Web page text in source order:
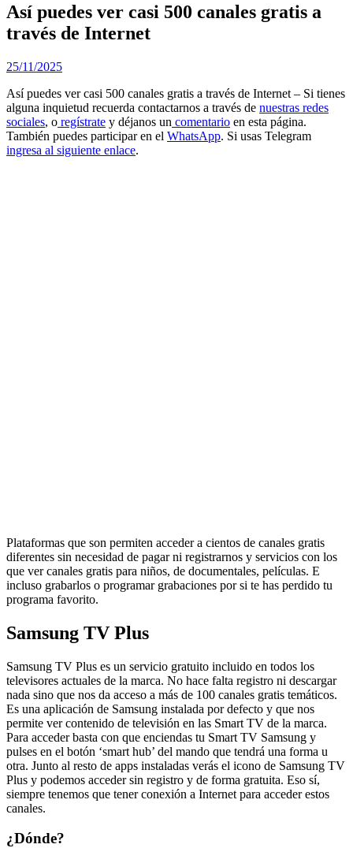
Así puedes ver casi 500 canales gratis a
través de Internet
25/11/2025
Así puedes ver casi 500 canales gratis a través de Internet – Si tienes
alguna inquietud recuerda contactarnos a través de nuestras redes
sociales, o regístrate y déjanos un comentario en esta página.
También puedes participar en el WhatsApp. Si usas Telegram
ingresa al siguiente enlace.
Plataformas que son permiten acceder a cientos de canales gratis
diferentes sin necesidad de pagar ni registrarnos y servicios con los
que ver canales gratis para niños, de documentales, películas. E
incluso grabarlos o programar grabaciones por si te has perdido tu
programa favorito.
Samsung TV Plus
Samsung TV Plus es un servicio gratuito incluido en todos los
televisores actuales de la marca. No hace falta registro ni descargar
nada sino que nos da acceso a más de 100 canales gratis temáticos.
Es una aplicación de Samsung instalada por defecto y que nos
permite ver contenido de televisión en las Smart TV de la marca.
Para acceder basta con que enciendas tu Smart TV Samsung y
pulses en el botón ‘smart hub’ del mando que tendrá una forma u
otra. Junto al resto de apps instaladas verás el icono de Samsung TV
Plus y podemos acceder sin registro y de forma gratuita. Eso sí,
siempre tenemos que tener conexión a Internet para acceder estos
canales.
¿Dónde?